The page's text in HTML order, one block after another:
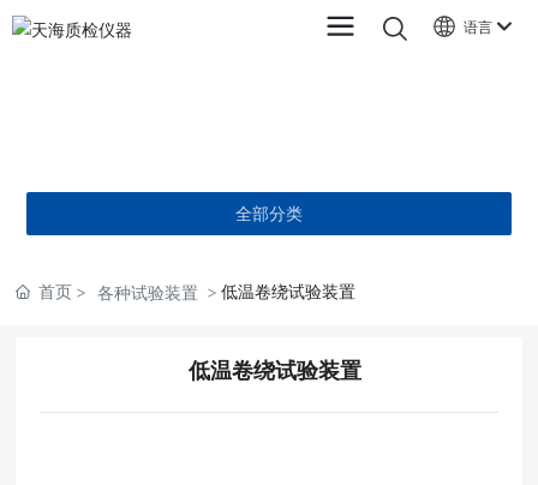
语言
全部分类
首页 各种试验装置 低温卷绕试验装置
低温卷绕试验装置